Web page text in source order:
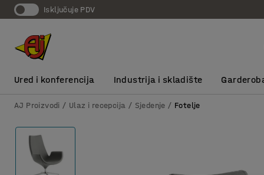
Isključuje PDV
Ured i konferencija Industrija i skladište
AJ Proizvodi Ulaz i recepcija Sjedenje Fotelje